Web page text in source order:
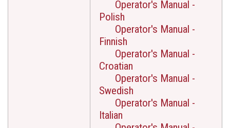
Operator's Manual -
Polish
Operator's Manual -
Finnish
Operator's Manual -
Croatian
Operator's Manual -
Swedish
Operator's Manual -
Italian